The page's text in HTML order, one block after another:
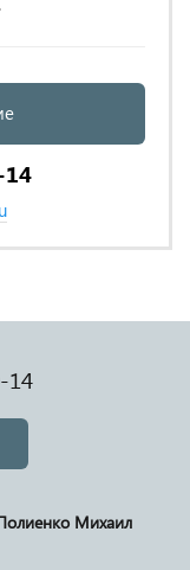
14
14
Михаил